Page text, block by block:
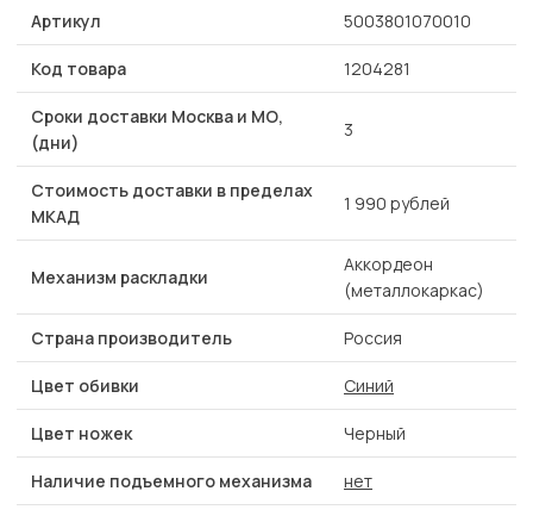
Артикул 5003801070010
Код товара 1204281
Сроки доставки Москва и МО,
(дни)
3
Стоимость доставки в пределах
МКАД
1 990 рублей
Механизм раскладки
Аккордеон
(металлокаркас)
Страна производитель Россия
Цвет обивки Синий
Цвет ножек Черный
Наличие подъемного механизма нет